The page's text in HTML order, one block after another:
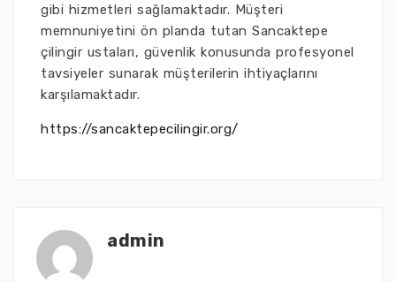
gibi hizmetleri sağlamaktadır. Müşteri
memnuniyetini ön planda tutan Sancaktepe
çilingir ustaları, güvenlik konusunda profesyonel
tavsiyeler sunarak müşterilerin ihtiyaçlarını
karşılamaktadır.
https://sancaktepecilingir.org/
admin